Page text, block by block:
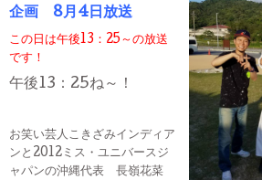
企画
8月4日放送
この日は午後13：25～の放送
です！
午後13：25ね～！
お笑い芸人こきざみインディア
ンと2012ミス・ユニバースジ
ャパンの沖縄代表 長嶺花菜